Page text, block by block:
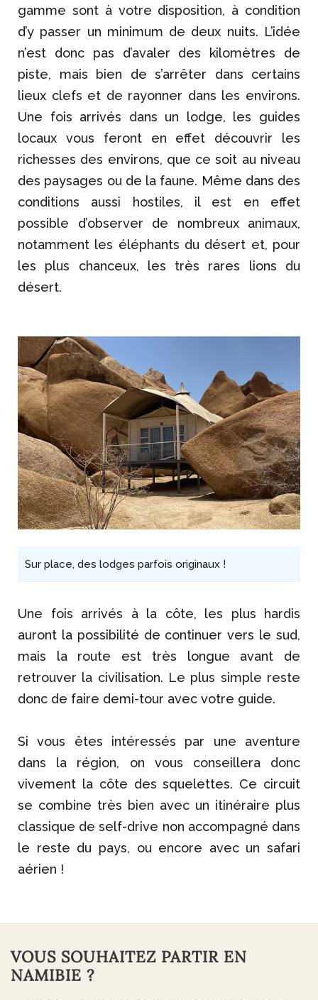
gamme sont à votre disposition, à condition
d’y passer un minimum de deux nuits. L’idée
n’est donc pas d’avaler des kilomètres de
piste, mais bien de s’arrêter dans certains
lieux clefs et de rayonner dans les environs.
Une fois arrivés dans un lodge, les guides
locaux vous feront en effet découvrir les
richesses des environs, que ce soit au niveau
des paysages ou de la faune. Même dans des
conditions aussi hostiles, il est en effet
possible d’observer de nombreux animaux,
notamment les éléphants du désert et, pour
les plus chanceux, les très rares lions du
désert.
Sur place, des lodges parfois originaux !
Une fois arrivés à la côte, les plus hardis
auront la possibilité de continuer vers le sud,
mais la route est très longue avant de
retrouver la civilisation. Le plus simple reste
donc de faire demi-tour avec votre guide.
Si vous êtes intéressés par une aventure
dans la région, on vous conseillera donc
vivement la côte des squelettes. Ce circuit
se combine très bien avec un itinéraire plus
classique de self-drive non accompagné dans
le reste du pays, ou encore avec un safari
aérien !
VOUS SOUHAITEZ PARTIR EN
NAMIBIE ?